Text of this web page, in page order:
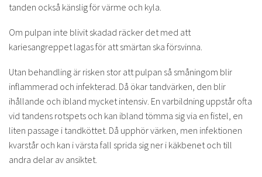
tanden också känslig för värme och kyla.
Om pulpan inte blivit skadad räcker det med att
kariesangreppet lagas för att smärtan ska försvinna.
Utan behandling är risken stor att pulpan så småningom blir
inflammerad och infekterad. Då ökar tandvärken, den blir
ihållande och ibland mycket intensiv. En varbildning uppstår ofta
vid tandens rotspets och kan ibland tömma sig via en fistel, en
liten passage i tandköttet. Då upphör värken, men infektionen
kvarstår och kan i värsta fall sprida sig ner i käkbenet och till
andra delar av ansiktet.